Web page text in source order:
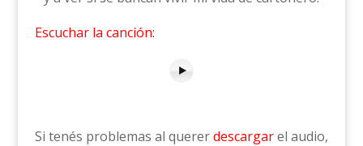
Escuchar la canción:
Si tenés problemas al quererdescargarel audio,